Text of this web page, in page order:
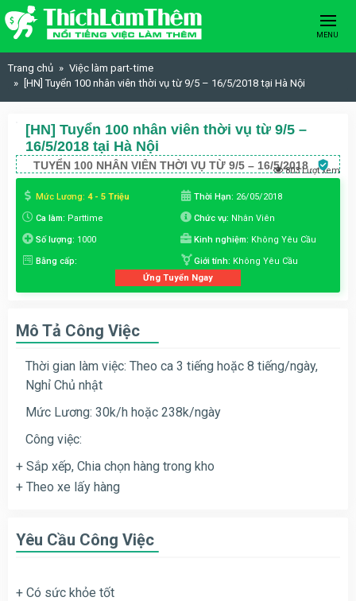
Skip to content
MENU
Trang chủ
Việc làm part-time
[HN] Tuyển 100 nhân viên thời vụ từ 9/5 – 16/5/2018 tại Hà Nội
[HN] Tuyển 100 nhân viên thời vụ từ 9/5 –
16/5/2018 tại Hà Nội
TUYỂN 100 NHÂN VIÊN THỜI VỤ TỪ 9/5 – 16/5/2018803 Lượt xem
Mức Lương: 4 - 5 Triệu Thời Hạn: 26/05/2018
Ca làm: Parttime Chức vụ: Nhân Viên
Số lượng: 1000 Kinh nghiệm: Không Yêu Cầu
Bằng cấp: Giới tính: Không Yêu Cầu
Ứng Tuyển Ngay
Mô Tả Công Việc
Thời gian làm việc: Theo ca 3 tiếng hoặc 8 tiếng/ngày,
Nghỉ Chủ nhật
Mức Lương: 30k/h hoặc 238k/ngày
Công việc:
+ Sắp xếp, Chia chọn hàng trong kho
+ Theo xe lấy hàng
Yêu Cầu Công Việc
+ Có sức khỏe tốt